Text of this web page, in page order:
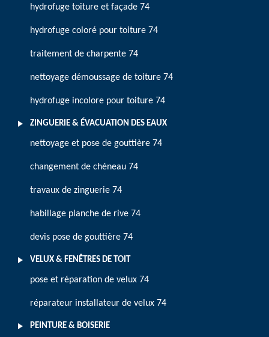
hydrofuge toiture et façade 74
hydrofuge coloré pour toiture 74
traitement de charpente 74
nettoyage démoussage de toiture 74
hydrofuge incolore pour toiture 74
ZINGUERIE & ÉVACUATION DES EAUX
nettoyage et pose de gouttière 74
changement de chéneau 74
travaux de zinguerie 74
habillage planche de rive 74
devis pose de gouttière 74
VELUX & FENÊTRES DE TOIT
pose et réparation de velux 74
réparateur installateur de velux 74
PEINTURE & BOISERIE